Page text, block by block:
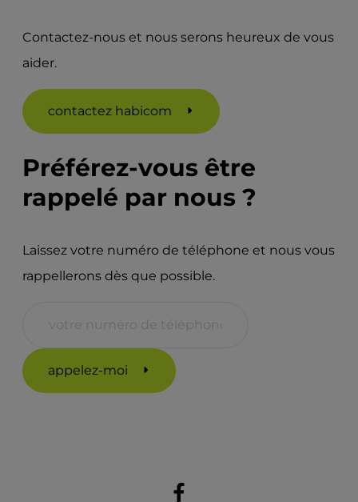
Contactez-nous et nous serons heureux de vous
aider.
contactez habicom
Préférez-vous être
rappelé par nous ?
Laissez votre numéro de téléphone et nous vous
rappellerons dès que possible.
appelez-moi